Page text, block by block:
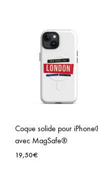
13,00€
Coque solide pour
avec MagSafe®
19,50€